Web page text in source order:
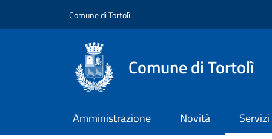
Comune di Tortolì
Comune di Tortolì
Amministrazione Novità Servizi